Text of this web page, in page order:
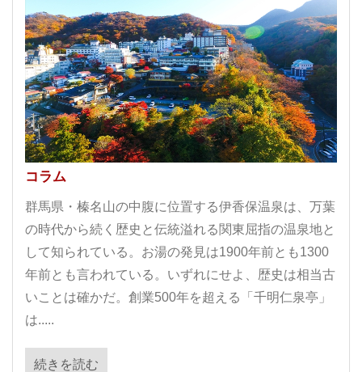
コラム
群馬県・榛名山の中腹に位置する伊香保温泉は、万葉
の時代から続く歴史と伝統溢れる関東屈指の温泉地と
して知られている。お湯の発見は1900年前とも1300
年前とも言われている。いずれにせよ、歴史は相当古
いことは確かだ。創業500年を超える「千明仁泉亭」
は.....
続きを読む